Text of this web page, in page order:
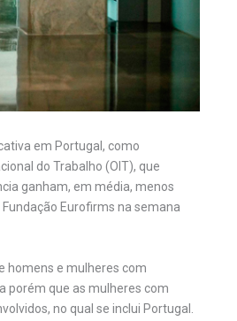
em Portugal, como
do Trabalho (OIT), que
ganham, em média, menos
Eurofirms na semana
homens e mulheres com
porém que as mulheres com
no qual se inclui Portugal.